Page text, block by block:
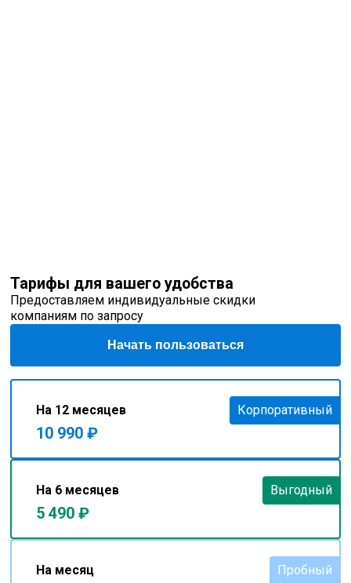
Тарифы для вашего удобства
Предоставляем индивидуальные скидки
компаниям по запросу
Начать пользоваться
На 12 месяцев Корпоративный
10 990 ₽
На 6 месяцев Выгодный
5 490 ₽
На месяц Пробный